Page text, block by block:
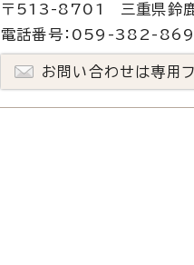
〒513-8701 三重県鈴鹿
電話番号：059-382-
お問い合わせは専用